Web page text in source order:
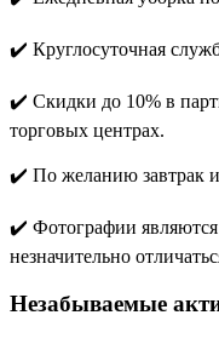
✔️ Круглосуточная
✔️ Скидки до 10% в
торговых центрах.
✔️ По желанию завтрак и
✔️ Фотографии являются
незначительно
Незабываемые